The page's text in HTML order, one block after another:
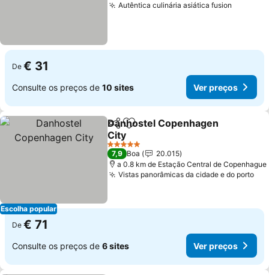
Autêntica culinária asiática fusion
De € 31
Consulte os preços de 10 sites Ver preços
Escolha popular
PartilharAdicionar aos favoritos
Danhostel Copenhagen
City
Ver preços
5 Estrelas
7,9 Boa
20.015
a 0.8 km de Estação Central de Copenhague
Vistas panorâmicas da cidade e do porto
De € 71
Consulte os preços de 6 sites Ver preços